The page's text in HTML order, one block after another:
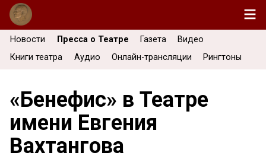
Новости Пресса о Театре Газета
Видео
Книги театра
Аудио Онлайн-трансляции Рингтоны
«Бенефис» в Театре
имени Евгения
Вахтангова